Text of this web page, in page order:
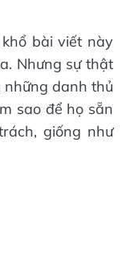
bài viết này
Nhưng sự thật
những danh thủ
sao để họ sẵn
giống như